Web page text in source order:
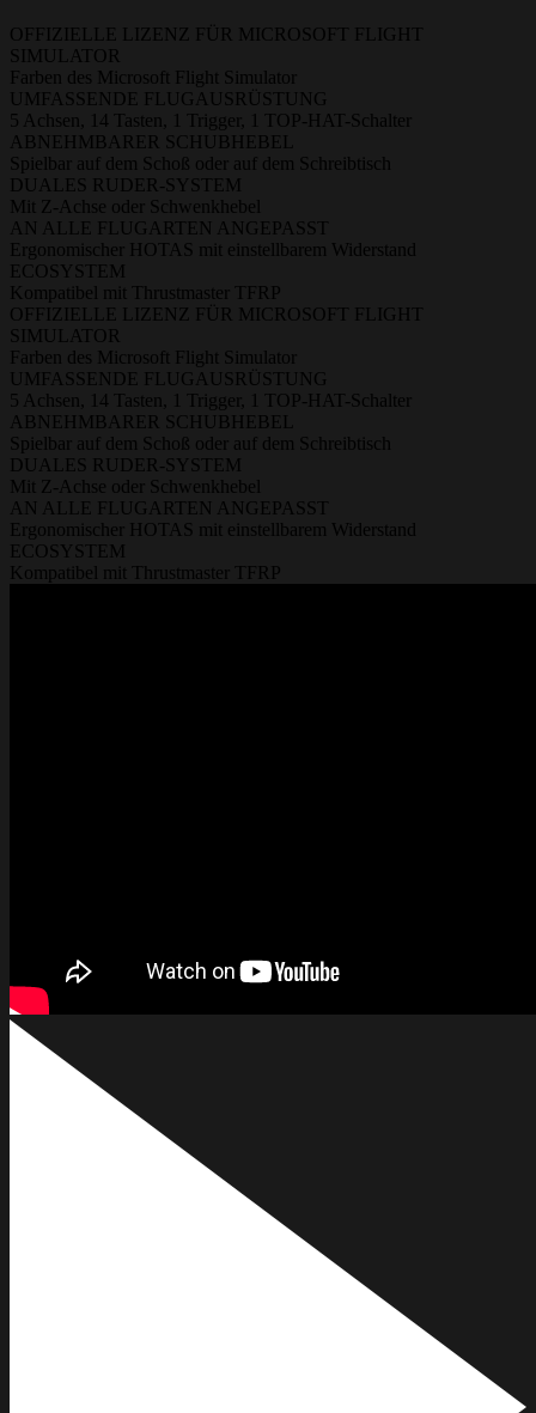
OFFIZIELLE LIZENZ FÜR MICROSOFT FLIGHT
SIMULATOR
Farben des Microsoft Flight Simulator
UMFASSENDE FLUGAUSRÜSTUNG
5 Achsen, 14 Tasten, 1 Trigger, 1 TOP-HAT-Schalter
ABNEHMBARER SCHUBHEBEL
Spielbar auf dem Schoß oder auf dem Schreibtisch
DUALES RUDER-SYSTEM
Mit Z-Achse oder Schwenkhebel
AN ALLE FLUGARTEN ANGEPASST
Ergonomischer HOTAS mit einstellbarem Widerstand
ECOSYSTEM
Kompatibel mit Thrustmaster TFRP
OFFIZIELLE LIZENZ FÜR MICROSOFT FLIGHT
SIMULATOR
Farben des Microsoft Flight Simulator
UMFASSENDE FLUGAUSRÜSTUNG
5 Achsen, 14 Tasten, 1 Trigger, 1 TOP-HAT-Schalter
ABNEHMBARER SCHUBHEBEL
Spielbar auf dem Schoß oder auf dem Schreibtisch
DUALES RUDER-SYSTEM
Mit Z-Achse oder Schwenkhebel
AN ALLE FLUGARTEN ANGEPASST
Ergonomischer HOTAS mit einstellbarem Widerstand
ECOSYSTEM
Kompatibel mit Thrustmaster TFRP